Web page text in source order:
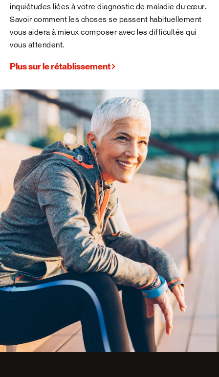
inquiétudes liées à votre diagnostic de maladie du cœur.
Savoir comment les choses se passent habituellement
vous aidera à mieux composer avec les difficultés qui
vous attendent.
Plus sur le rétablissement